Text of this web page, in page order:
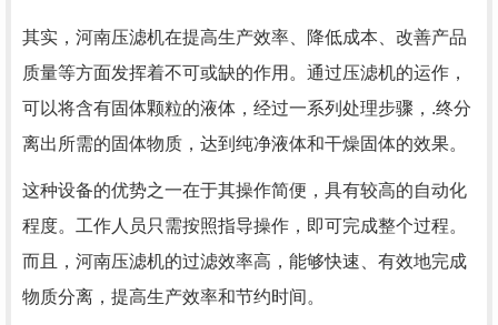
其实，河南压滤机在提高生产效率、降低成本、改善产品
质量等方面发挥着不可或缺的作用。通过压滤机的运作，
可以将含有固体颗粒的液体，经过一系列处理步骤，.终分
离出所需的固体物质，达到纯净液体和干燥固体的效果。
这种设备的优势之一在于其操作简便，具有较高的自动化
程度。工作人员只需按照指导操作，即可完成整个过程。
而且，河南压滤机的过滤效率高，能够快速、有效地完成
物质分离，提高生产效率和节约时间。